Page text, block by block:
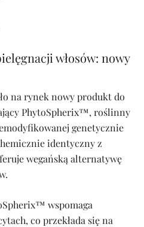
włosów: nowy
na rynek nowy produkt do
PhytoSpherix™, roślinny
genetycznie
identyczny z
wegańską alternatywę
wspomaga
co przekłada się na